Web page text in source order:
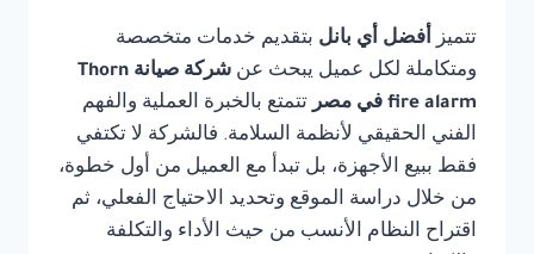
تتميز أفضل أي بانل بتقديم خدمات متخصصة
ومتكاملة لكل عميل يبحث عن
شركة صيانة Thorn
fire alarm في مصر
تتمتع بالخبرة العملية والفهم
الفني الحقيقي لأنظمة السلامة. فالشركة لا تكتفي
فقط ببيع الأجهزة، بل تبدأ مع العميل من أول خطوة،
من خلال دراسة الموقع وتحديد الاحتياج الفعلي، ثم
اقتراح النظام الأنسب من حيث الأداء والتكلفة